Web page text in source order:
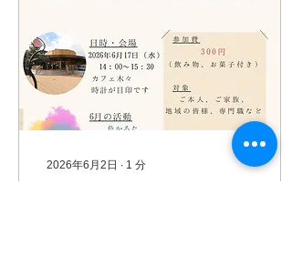
2026年6月2日 ∙ 1 分